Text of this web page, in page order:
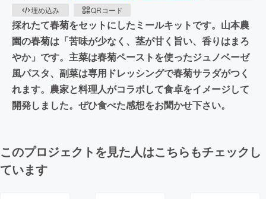
埋め込み
QRコード
採れたて春菊をセットにしたミールキットです。山本農
園の春菊は「苦味が少なく、茎が甘く旨い、香りはまろ
やか」です。主菜は春菊ペーストを使ったジュノベーゼ
風パスタ、副菜は専用ドレッシングで春菊サラダがつく
れます。農家と料理人がコラボして食卓をイメージして
開発しました。ぜひ食べた感想をお聞かせ下さい。
このプロジェクトを見た人はこちらもチェックし
ています